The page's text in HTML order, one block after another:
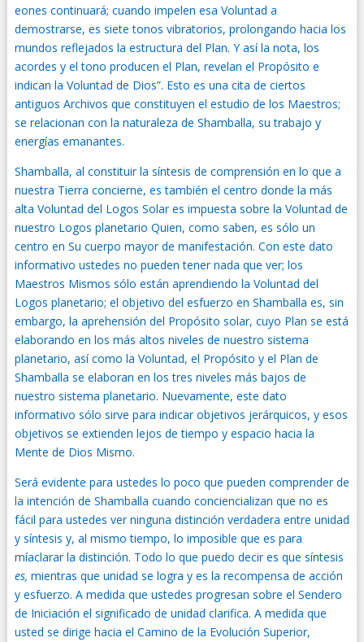
eones continuará; cuando impelen esa Voluntad a
demostrarse, es siete tonos vibratorios, prolongando hacia los
mundos reflejados la estructura del Plan. Y así la nota, los
acordes y el tono producen el Plan, revelan el Propósito e
indican la Voluntad de Dios”. Esto es una cita de ciertos
antiguos Archivos que constituyen el estudio de los Maestros;
se relacionan con la naturaleza de Shamballa, su trabajo y
energías emanantes.
Shamballa, al constituir la síntesis de comprensión en lo que a
nuestra Tierra concierne, es también el centro donde la más
alta Voluntad del Logos Solar es impuesta sobre la Voluntad de
nuestro Logos planetario Quien, como saben, es sólo un
centro en Su cuerpo mayor de manifestación. Con este dato
informativo ustedes no pueden tener nada que ver; los
Maestros Mismos sólo están aprendiendo la Voluntad del
Logos planetario; el objetivo del esfuerzo en Shamballa es, sin
embargo, la aprehensión del Propósito solar, cuyo Plan se está
elaborando en los más altos niveles de nuestro sistema
planetario, así como la Voluntad, el Propósito y el Plan de
Shamballa se elaboran en los tres niveles más bajos de
nuestro sistema planetario. Nuevamente, este dato
informativo sólo sirve para indicar objetivos jerárquicos, y esos
objetivos se extienden lejos de tiempo y espacio hacia la
Mente de Dios Mismo.
Será evidente para ustedes lo poco que pueden comprender de
la intención de Shamballa cuando conciencializan que no es
fácil para ustedes ver ninguna distinción verdadera entre unidad
y síntesis y, al mismo tiempo, lo imposible que es para
míaclarar la distinción. Todo lo que puedo decir es que síntesis
es, mientras que unidad se logra y es la recompensa de acción
y esfuerzo. A medida que ustedes progresan sobre el Sendero
de Iniciación el significado de unidad clarifica. A medida que
usted se dirige hacia el Camino de la Evolución Superior,